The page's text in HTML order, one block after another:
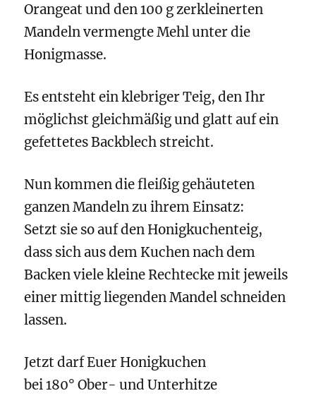
Orangeat und den 100 g zerkleinerten
Mandeln vermengte Mehl unter die
Honigmasse.
Es entsteht ein klebriger Teig, den Ihr
möglichst gleichmäßig und glatt auf ein
gefettetes Backblech streicht.
Nun kommen die fleißig gehäuteten
ganzen Mandeln zu ihrem Einsatz:
Setzt sie so auf den Honigkuchenteig,
dass sich aus dem Kuchen nach dem
Backen viele kleine Rechtecke mit jeweils
einer mittig liegenden Mandel schneiden
lassen.
Jetzt darf Euer Honigkuchen
bei 180° Ober- und Unterhitze